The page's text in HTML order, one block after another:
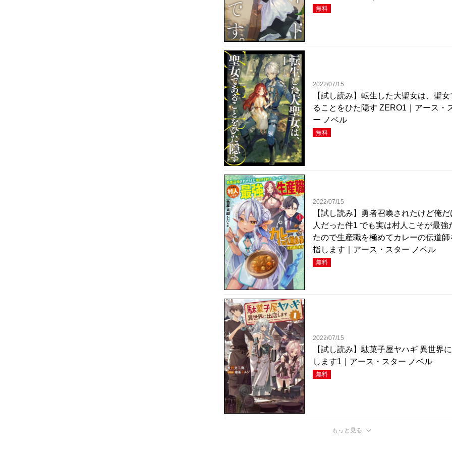
無料
2022/07/15
【試し読み】転生した大聖女は、聖女
ることをひた隠す ZERO1｜アース・
ー ノベル
無料
2022/07/15
【試し読み】勇者召喚されたけど俺
人だった件1 でも実は村人こそが最強
たので生産職を極めてカレーの伝道師
指します｜アース・スター ノベル
無料
2022/07/15
【試し読み】駄菓子屋ヤハギ 異世界
します1｜アース・スター ノベル
無料
もっと見る